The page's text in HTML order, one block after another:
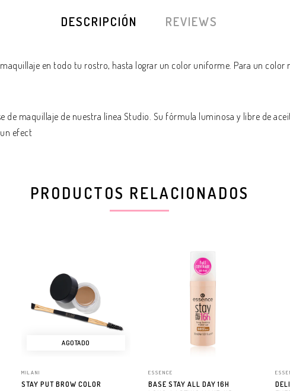
DESCRIPCIÓN REVIEWS
en todo tu rostro, hasta lograr un color uniforme. Para un color
de maquillaje de nuestra línea Studio. Su fórmula luminosa y libre de
efect
PRODUCTOS RELACIONADOS
AGOTADO
MILANI
STAY PUT BROW COLOR
ESSENCE
BASE STAY ALL DAY 16H